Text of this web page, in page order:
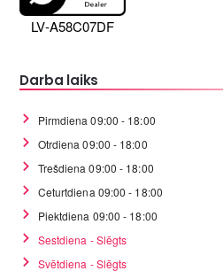
LV-A58C07DF
Darba laiks
Pirmdiena 09:00 - 18:00
Otrdiena 09:00 - 18:00
Trešdiena 09:00 - 18:00
Ceturtdiena 09:00 - 18:00
Piektdiena 09:00 - 18:00
Sestdiena - Slēgts
Svētdiena - Slēgts